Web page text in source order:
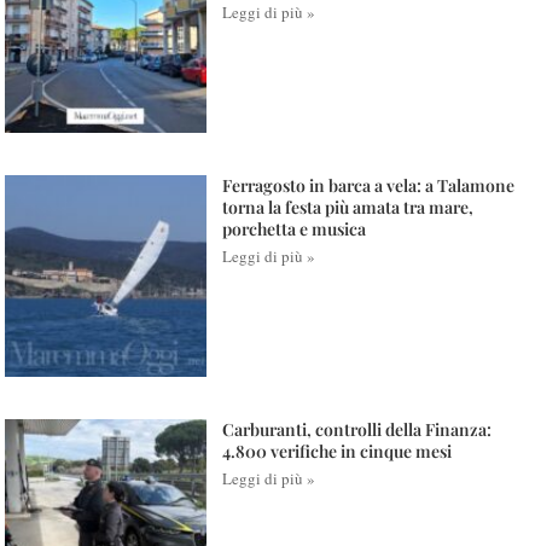
Leggi di più »
Ferragosto in barca a vela: a Talamone
torna la festa più amata tra mare,
porchetta e musica
Leggi di più »
Carburanti, controlli della Finanza:
4.800 verifiche in cinque mesi
Leggi di più »